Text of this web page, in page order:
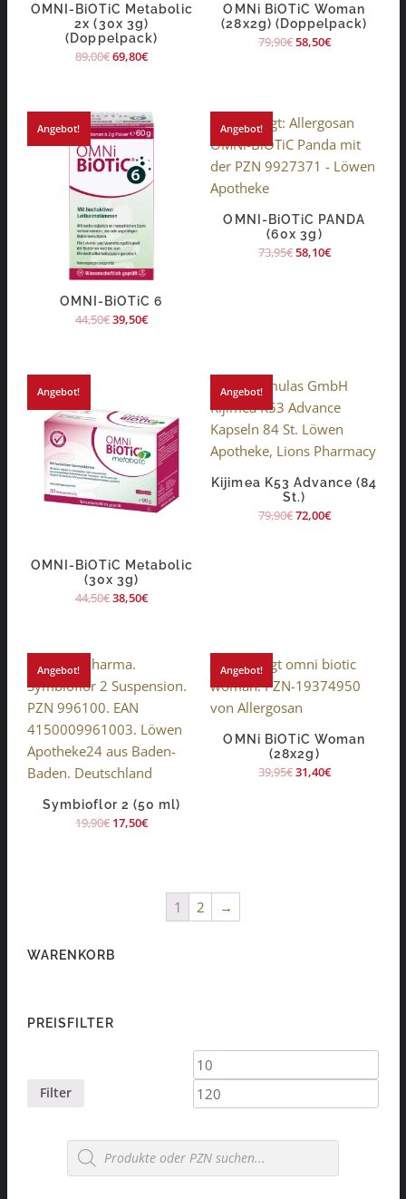
OMNI-BiOTiC Metabolic
2x (30x 3g)
(Doppelpack)
89,00€69,80€
OMNi BiOTiC Woman
(28x2g) (Doppelpack)
79,90€58,50€
Angebot!
OMNI-BiOTiC 6
44,50€39,50€
Angebot!
OMNI-BiOTiC PANDA
(60x 3g)
73,95€58,10€
Angebot!
OMNI-BiOTiC Metabolic
(30x 3g)
44,50€38,50€
Angebot!
Kijimea K53 Advance (84
St.)
79,90€72,00€
Angebot!
Symbioflor 2 (50 ml)
19,90€ 17,50€
Angebot!
OMNi BiOTiC Woman
(28x2g)
39,95€31,40€
1 2 →
WARENKORB
PREISFILTER
Min.
Preis
Filter
Products
search